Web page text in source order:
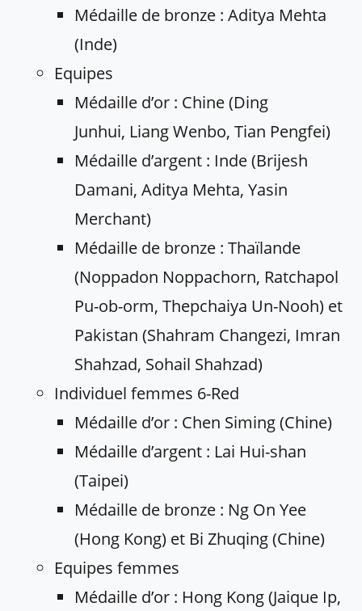
Médaille de bronze : Aditya Mehta
(Inde)
Equipes
Médaille d’or : Chine (Ding
Junhui, Liang Wenbo, Tian Pengfei)
Médaille d’argent : Inde (Brijesh
Damani, Aditya Mehta, Yasin
Merchant)
Médaille de bronze : Thaïlande
(Noppadon Noppachorn, Ratchapol
Pu-ob-orm, Thepchaiya Un-Nooh) et
Pakistan (Shahram Changezi, Imran
Shahzad, Sohail Shahzad)
Individuel femmes 6-Red
Médaille d’or : Chen Siming (Chine)
Médaille d’argent : Lai Hui-shan
(Taipei)
Médaille de bronze : Ng On Yee
(Hong Kong) et Bi Zhuqing (Chine)
Equipes femmes
Médaille d’or : Hong Kong (Jaique Ip,